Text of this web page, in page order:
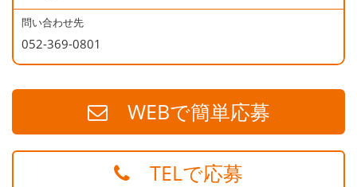
問い合わせ先
052-369-0801
WEBで簡単応募
TELで応募